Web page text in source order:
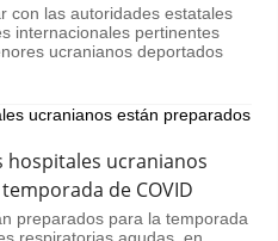
con las autoridades estatales
internacionales pertinentes
ucranianos deportados
hospitales ucranianos
de COVID
preparados para la temporada